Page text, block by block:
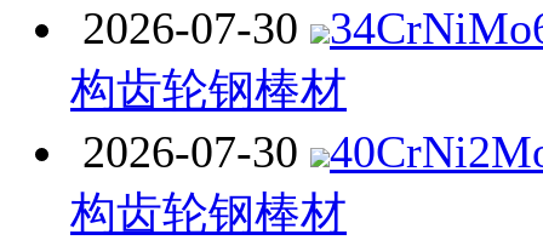
2026-07-30
构齿轮钢棒材
2026-07-30
构齿轮钢棒材